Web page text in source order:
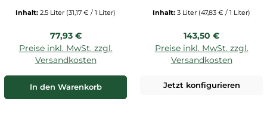
Inhalt: 2.5 Liter (31,17 € / 1 Liter)
Regulärer Preis:
77,93 €
Preise inkl. MwSt. zzgl.
Versandkosten
In den Warenkorb
Inhalt: 3 Liter (47,83 € / 1 Liter)
Regulärer Preis:
143,50 €
Preise inkl. MwSt. zzgl.
Versandkosten
Jetzt konfigurieren